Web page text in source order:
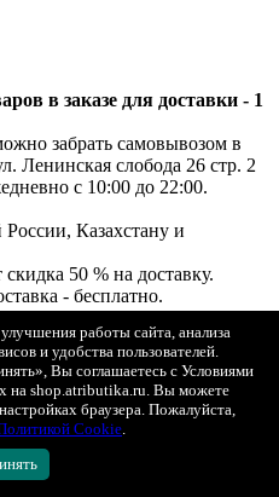
в заказе для доставки - 1
забрать самовывозом в
Ленинская слобода 26 стр. 2
с 10:00 до 22:00.
Казахстану и
50 % на доставку.
- бесплатно.
26, стр. 2, ТЦ «Глобал
до 22:00).
за 30 минут, если под
при получении.
работы сайта, анализа
и удобства пользователей.
Вы соглашаетесь с Условиями
на shop.atributika.ru. Вы можете
браузера. Пожалуйста,
Cookie.